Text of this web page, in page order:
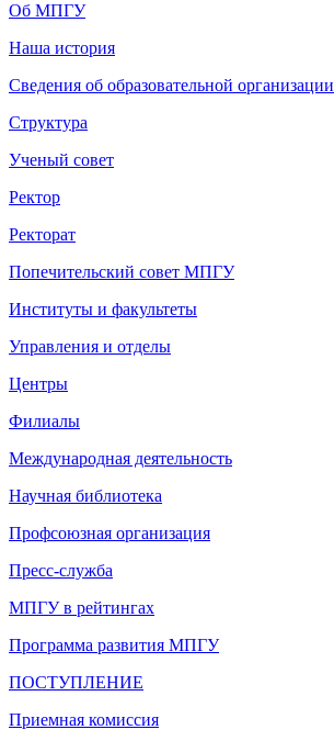
Об МПГУ
Наша история
Сведения об образовательной организации
Структура
Ученый совет
Ректор
Ректорат
Попечительский совет МПГУ
Институты и факультеты
Управления и отделы
Центры
Филиалы
Международная деятельность
Научная библиотека
Профсоюзная организация
Пресс-служба
МПГУ в рейтингах
Программа развития МПГУ
ПОСТУПЛЕНИЕ
Приемная комиссия